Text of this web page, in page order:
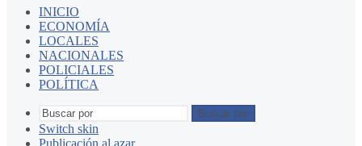
INICIO
ECONOMÍA
LOCALES
NACIONALES
POLICIALES
POLÍTICA
Buscar por
Switch skin
Publicación al azar